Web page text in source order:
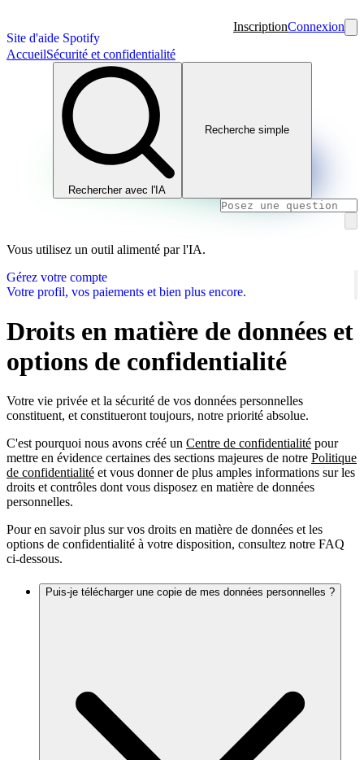
Site d'aide Spotify
InscriptionConnexion
AccueilSécurité et confidentialité
Rechercher avec l'IA
Recherche simple
Vous utilisez un outil alimenté par l'IA.
Gérez votre compte
Votre profil, vos paiements et bien plus encore.
Droits en matière de données et
options de confidentialité
Votre vie privée et la sécurité de vos données personnelles
constituent, et constitueront toujours, notre priorité absolue.
C'est pourquoi nous avons créé un Centre de confidentialité pour
mettre en évidence certaines des sections majeures de notre Politique
de confidentialité et vous donner de plus amples informations sur les
droits et contrôles dont vous disposez en matière de données
personnelles.
Pour en savoir plus sur vos droits en matière de données et les
options de confidentialité à votre disposition, consultez notre FAQ
ci-dessous.
Puis-je télécharger une copie de mes données personnelles ?